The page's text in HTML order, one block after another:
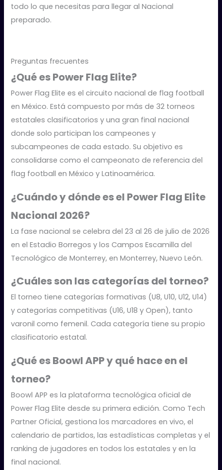
todo lo que necesitas para llegar al Nacional
preparado.
Preguntas frecuentes
¿Qué es Power Flag Elite?
Power Flag Elite es el circuito nacional de flag football
en México. Está compuesto por más de 32 torneos
estatales clasificatorios y una gran final nacional
donde solo participan los campeones y
subcampeones de cada estado. Su objetivo es
consolidarse como el campeonato de referencia del
flag football en México y Latinoamérica.
¿Cuándo y dónde es el Power Flag Elite
Nacional 2026?
La fase nacional se celebra del 23 al 26 de julio de 2026
en el Estadio Borregos y los Campos Escamilla del
Tecnológico de Monterrey, en Monterrey, Nuevo León.
¿Cuáles son las categorías del torneo?
El torneo tiene categorías formativas (U8, U10, U12, U14)
y categorías competitivas (U16, U18 y Open), tanto
varonil como femenil. Cada categoría tiene su propio
clasificatorio estatal.
¿Qué es Boowl APP y qué hace en el
torneo?
Boowl APP es la plataforma tecnológica oficial de
Power Flag Elite desde su primera edición. Como Tech
Partner Oficial, gestiona los marcadores en vivo, el
calendario de partidos, las estadísticas completas y el
ranking de jugadores en todos los estatales y en la
final nacional.